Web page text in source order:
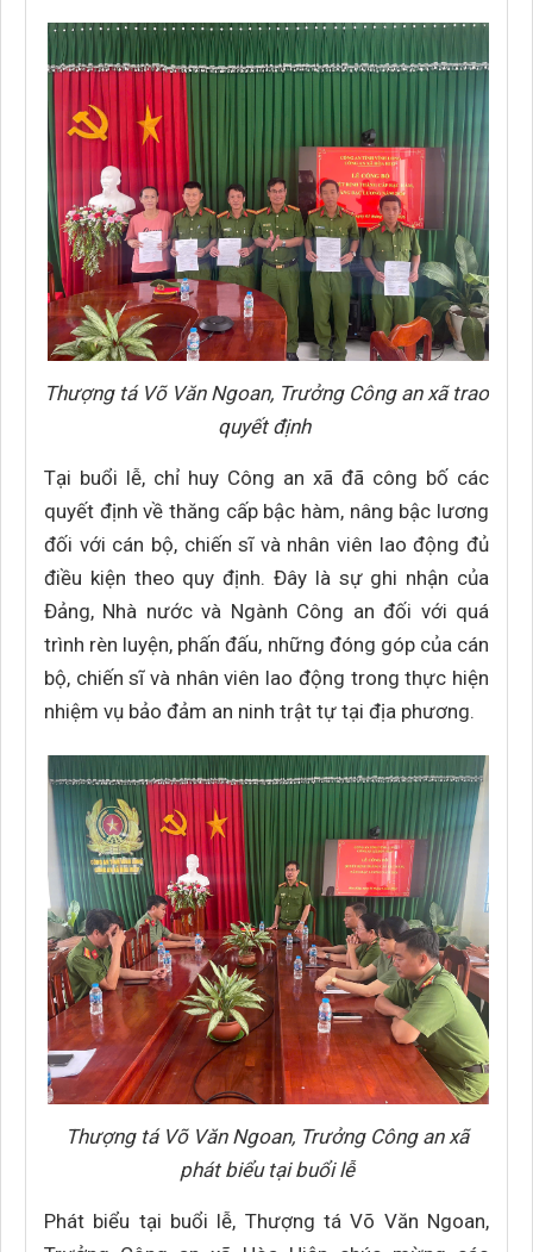
Thượng tá Võ Văn Ngoan, Trưởng Công an xã trao
quyết định
Tại buổi lễ, chỉ huy Công an xã đã công bố các
quyết định về thăng cấp bậc hàm, nâng bậc lương
đối với cán bộ, chiến sĩ và nhân viên lao động đủ
điều kiện theo quy định. Đây là sự ghi nhận của
Đảng, Nhà nước và Ngành Công an đối với quá
trình rèn luyện, phấn đấu, những đóng góp của cán
bộ, chiến sĩ và nhân viên lao động trong thực hiện
nhiệm vụ bảo đảm an ninh trật tự tại địa phương.
Thượng tá Võ Văn Ngoan, Trưởng Công an xã
phát biểu tại buổi lễ
Phát biểu tại buổi lễ, Thượng tá Võ Văn Ngoan,